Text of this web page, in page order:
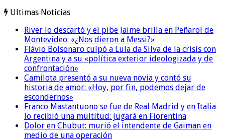
Ultimas Noticias
River lo descartó y el pibe Jaime brilla en Peñarol de
Montevideo: «¿Nos dieron a Messi?»
Flávio Bolsonaro culpó a Lula da Silva de la crisis con
Argentina y a su «política exterior ideologizada y de
confrontación»
Camilota presentó a su nueva novia y contó su
historia de amor: «Hoy, por fin, podemos dejar de
escondernos»
Franco Mastantuono se fue de Real Madrid y en Italia
lo recibió una multitud: jugará en Fiorentina
Dolor en Chubut: murió el intendente de Gaiman en
medio de una operación